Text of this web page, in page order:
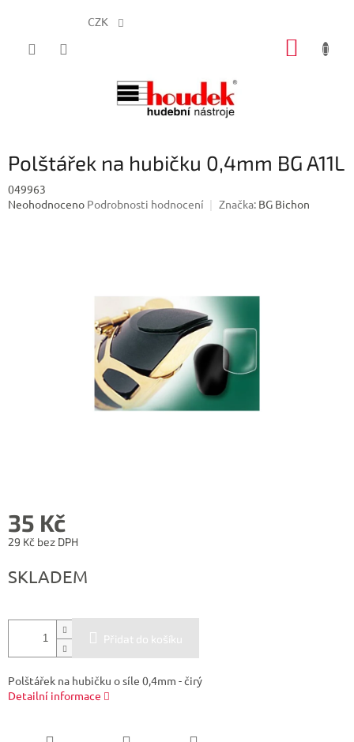
CZK
Polštářek na hubičku 0,4mm BG A11L
049963
Průměrné
Neohodnoceno Podrobnosti hodnocení Značka: BG Bichon
35 Kč
29 Kč bez DPH
cena:
SKLADEM
Přidat do košíku
Polštářek na hubičku o síle 0,4mm - čirý
Detailní informace